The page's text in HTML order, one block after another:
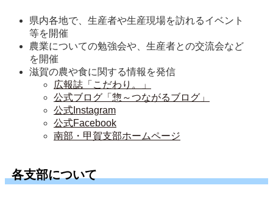
県内各地で、生産者や生産現場を訪れるイベント
等を開催
農業についての勉強会や、生産者との交流会など
を開催
滋賀の農や食に関する情報を発信
広報誌「こだわり。」
公式ブログ「惣～つながるブログ」
公式Instagram
公式Facebook
南部・甲賀支部ホームページ
各支部について